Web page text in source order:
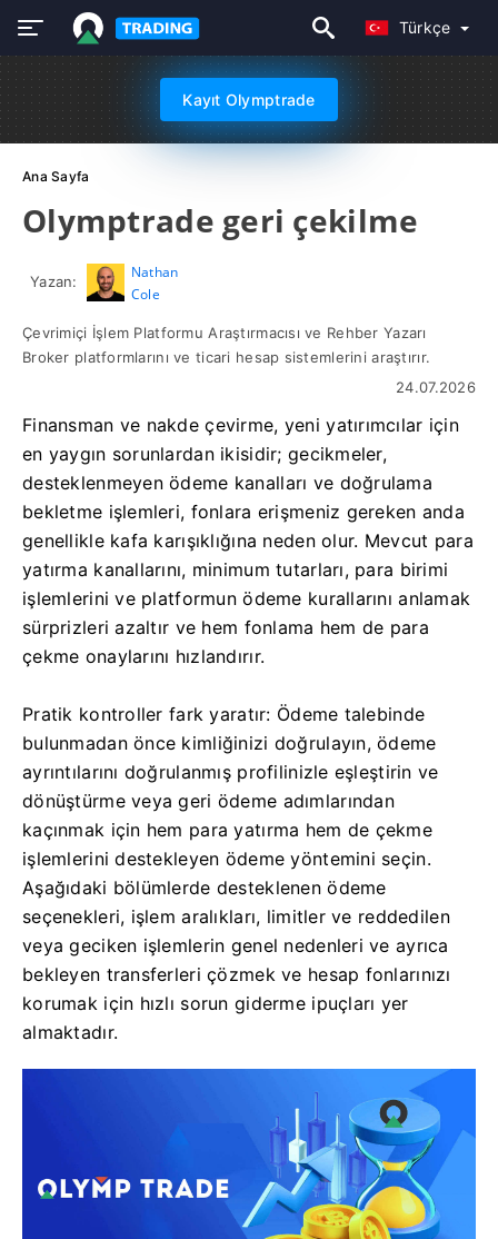
Türkçe
Kayıt Olymptrade
Ana Sayfa
Olymptrade geri çekilme
Yazan:
Nathan
Cole
Çevrimiçi İşlem Platformu Araştırmacısı ve Rehber Yazarı
Broker platformlarını ve ticari hesap sistemlerini araştırır.
24.07.2026
Finansman ve nakde çevirme, yeni yatırımcılar için
en yaygın sorunlardan ikisidir; gecikmeler,
desteklenmeyen ödeme kanalları ve doğrulama
bekletme işlemleri, fonlara erişmeniz gereken anda
genellikle kafa karışıklığına neden olur. Mevcut para
yatırma kanallarını, minimum tutarları, para birimi
işlemlerini ve platformun ödeme kurallarını anlamak
sürprizleri azaltır ve hem fonlama hem de para
çekme onaylarını hızlandırır.
Pratik kontroller fark yaratır: Ödeme talebinde
bulunmadan önce kimliğinizi doğrulayın, ödeme
ayrıntılarını doğrulanmış profilinizle eşleştirin ve
dönüştürme veya geri ödeme adımlarından
kaçınmak için hem para yatırma hem de çekme
işlemlerini destekleyen ödeme yöntemini seçin.
Aşağıdaki bölümlerde desteklenen ödeme
seçenekleri, işlem aralıkları, limitler ve reddedilen
veya geciken işlemlerin genel nedenleri ve ayrıca
bekleyen transferleri çözmek ve hesap fonlarınızı
korumak için hızlı sorun giderme ipuçları yer
almaktadır.